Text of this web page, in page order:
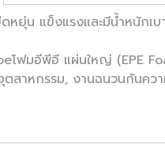
หยุ่น แข็งแรงและมีน้ำหนัก
โฟมอีพีอี แผ่นใหญ่ (EPE
สาหกรรม, งานฉนวนกันคว